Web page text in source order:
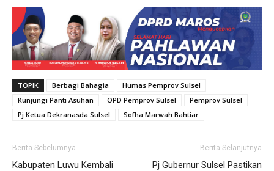
TOPIK Berbagi Bahagia
Humas Pemprov Sulsel
Kunjungi Panti Asuhan
OPD Pemprov Sulsel
Pemprov Sulsel
Pj Ketua Dekranasda Sulsel
Sofha Marwah Bahtiar
Berita Sebelumnya
Kabupaten Luwu Kembali
Berita Selanjutnya
Pj Gubernur Sulsel Pastikan